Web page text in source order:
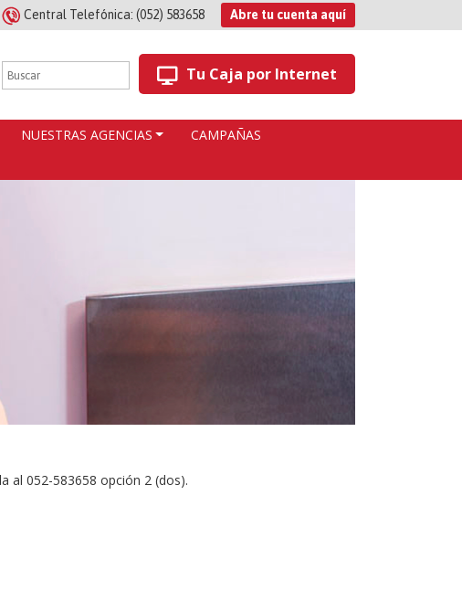
Central Telefónica: (052) 583658 Abre tu cuenta aquí
Tu Caja por Internet
NUESTRAS AGENCIAS
CAMPAÑAS
al 052-583658 opción 2 (dos).